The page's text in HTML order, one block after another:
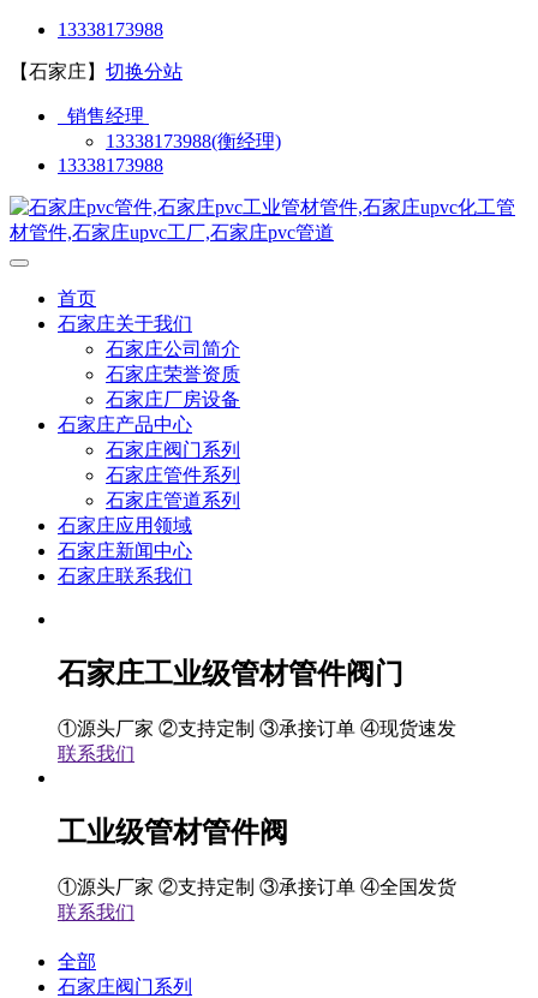
13338173988
【石家庄】 切换分站
销售经理
13338173988(衡经理)
13338173988
首页
石家庄关于我们
石家庄公司简介
石家庄荣誉资质
石家庄厂房设备
石家庄产品中心
石家庄阀门系列
石家庄管件系列
石家庄管道系列
石家庄应用领域
石家庄新闻中心
石家庄联系我们
石家庄工业级管材管件阀门
①源头厂家 ②支持定制 ③承接订单 ④现货速发
联系我们
工业级管材管件阀
①源头厂家 ②支持定制 ③承接订单 ④全国发货
联系我们
全部
石家庄阀门系列